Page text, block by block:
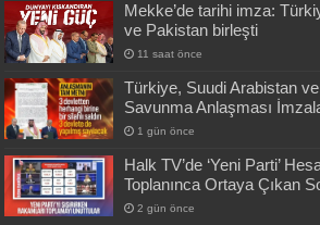
Mekke’de tarihi imza:
ve Pakistan birleşti
11 saat önce
Türkiye, Suudi Arabistan
Savunma Anlaşması
1 gün önce
Halk TV’de ‘Yeni Parti’
Toplanınca Ortaya Çıkan
2 gün önce